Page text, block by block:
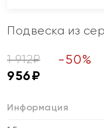
Подвеска из
1 912₽ -50%
956₽
Информация